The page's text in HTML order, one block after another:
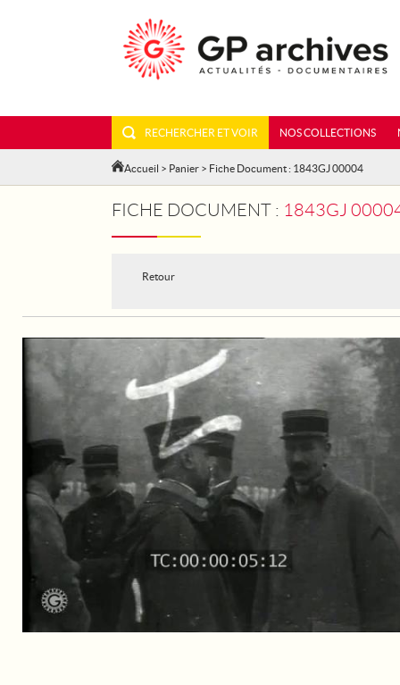
RECHERCHER ET VOIR NOS COLLECTIONS
Accueil > Panier > Fiche Document : 1843GJ 00004
FICHE DOCUMENT : 1843GJ
Retour